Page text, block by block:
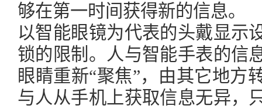
够在第一时间获得新的信息。
以智能眼镜为代表的头戴显示
锁的限制。人与智能手表的信
眼睛重新“聚焦”，由其它地方
与人从手机上获取信息无异，